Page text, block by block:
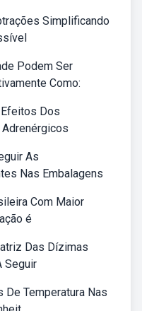
Simplificando
Podem Ser
Como:
Dos
As
Nas Embalagens
Com Maior
é
Das Dízimas
Seguir
De Temperatura Nas